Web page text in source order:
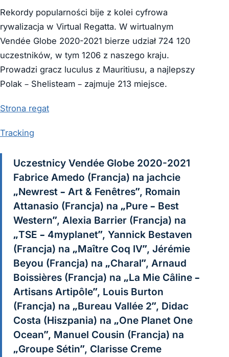
Rekordy popularności bije z kolei cyfrowa
rywalizacja w Virtual Regatta. W wirtualnym
Vendée Globe 2020-2021 bierze udział 724 120
uczestników, w tym 1206 z naszego kraju.
Prowadzi gracz luculus z Mauritiusu, a najlepszy
Polak – Shelisteam – zajmuje 213 miejsce.
Strona regat
Tracking
Uczestnicy Vendée Globe 2020-2021
Fabrice Amedo (Francja) na jachcie
„Newrest – Art & Fenêtres”, Romain
Attanasio (Francja) na „Pure – Best
Western”, Alexia Barrier (Francja) na
„TSE – 4myplanet”, Yannick Bestaven
(Francja) na „Maître Coq IV”, Jérémie
Beyou (Francja) na „Charal”, Arnaud
Boissières (Francja) na „La Mie Câline –
Artisans Artipôle”, Louis Burton
(Francja) na „Bureau Vallée 2”, Didac
Costa (Hiszpania) na „One Planet One
Ocean”, Manuel Cousin (Francja) na
„Groupe Sétin”, Clarisse Creme